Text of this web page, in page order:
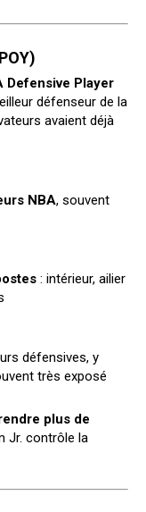
Defensive Player
défenseur de la
avaient déjà
NBA, souvent
: intérieur, ailier
défensives, y
très exposé
plus de
Jr. contrôle la